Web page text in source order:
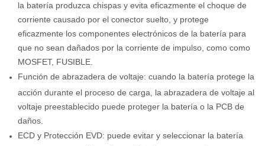
la batería produzca chispas y evita eficazmente el choque de
corriente causado por el conector suelto, y protege
eficazmente los componentes electrónicos de la batería para
que no sean dañados por la corriente de impulso, como como
MOSFET, FUSIBLE.
Función de abrazadera de voltaje: cuando la batería protege la
acción durante el proceso de carga, la abrazadera de voltaje al
voltaje preestablecido puede proteger la batería o la PCB de
daños.
ECD y Protección EVD: puede evitar y seleccionar la batería